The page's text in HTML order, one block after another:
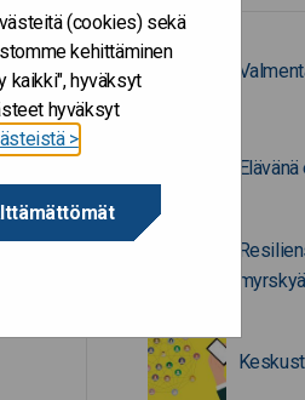
(cookies) sekä
kehittäminen
kaikki", hyväksyt
hyväksyt
>